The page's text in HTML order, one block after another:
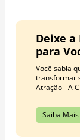
Deixe
para
Você sabia
transformar
Atração - A
Saiba Mais